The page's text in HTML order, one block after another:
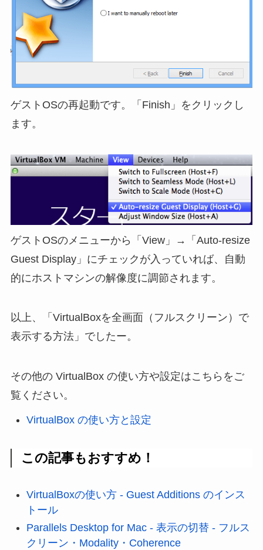
ゲストOSの再起動です。「Finish」をクリックし
ます。
ゲストOSのメニューから「View」→「Auto-resize
Guest Display」にチェックが入っていれば、自動
的にホストマシンの解像度に調節されます。
以上、「VirtualBoxを全画面（フルスクリーン）で
表示する方法」でしたー。
その他の VirtualBox の使い方や設定はこちらをご
覧ください。
VirtualBox の使い方と設定
この記事もおすすめ！
VirtualBoxの使い方 - Guest Additions のインス
トール
Parallels Desktop for Mac - 表示の切替 - フルス
クリーン・Modality・Coherence